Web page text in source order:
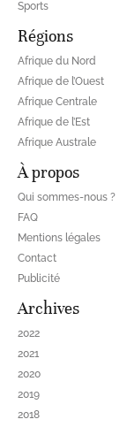
Sports
Régions
Afrique du Nord
Afrique de l’Ouest
Afrique Centrale
Afrique de l’Est
Afrique Australe
À propos
Qui sommes-nous ?
FAQ
Mentions légales
Contact
Publicité
Archives
2022
2021
2020
2019
2018